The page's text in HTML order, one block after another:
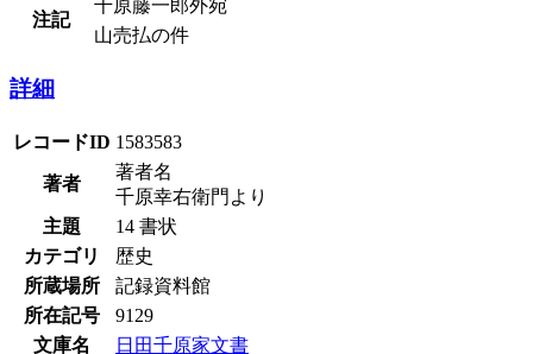
注記
千原藤一郎外宛
山売払の件
詳細
レコードID 1583583
著者
著者名
千原幸右衛門より
主題
14 書状
カテゴリ
歴史
所蔵場所
記録資料館
所在記号
9129
文庫名
日田千原家文書